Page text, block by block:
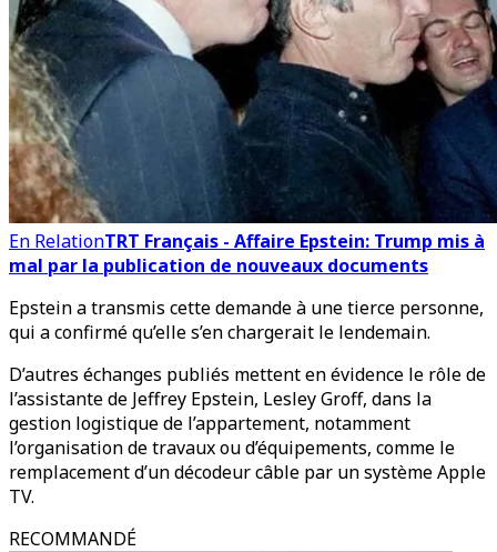
En RelationTRT Français - Affaire Epstein: Trump mis à
mal par la publication de nouveaux documents
Epstein a transmis cette demande à une tierce personne,
qui a confirmé qu’elle s’en chargerait le lendemain.
D’autres échanges publiés mettent en évidence le rôle de
l’assistante de Jeffrey Epstein, Lesley Groff, dans la
gestion logistique de l’appartement, notamment
l’organisation de travaux ou d’équipements, comme le
remplacement d’un décodeur câble par un système Apple
TV.
RECOMMANDÉ